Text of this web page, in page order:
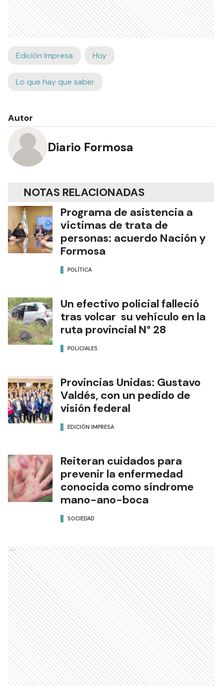
Edición Impresa Hoy
Lo que hay que saber
Autor
Diario Formosa
NOTAS RELACIONADAS
Programa de asistencia a
víctimas de trata de
personas: acuerdo Nación y
Formosa
POLÍTICA
Un efectivo policial falleció
tras volcar su vehículo en la
ruta provincial N° 28
POLICIALES
Provincias Unidas: Gustavo
Valdés, con un pedido de
visión federal
EDICIÓN IMPRESA
Reiteran cuidados para
prevenir la enfermedad
conocida como síndrome
mano-ano-boca
SOCIEDAD
Ads